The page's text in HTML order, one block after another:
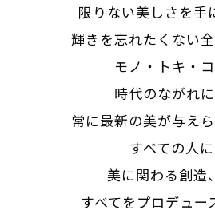
限りない美しさを手
輝きを忘れたくない
モノ・トキ・コ
時代のながれ
常に最新の美が与え
すべての人に
美に関わる創造
すべてをプロデュー